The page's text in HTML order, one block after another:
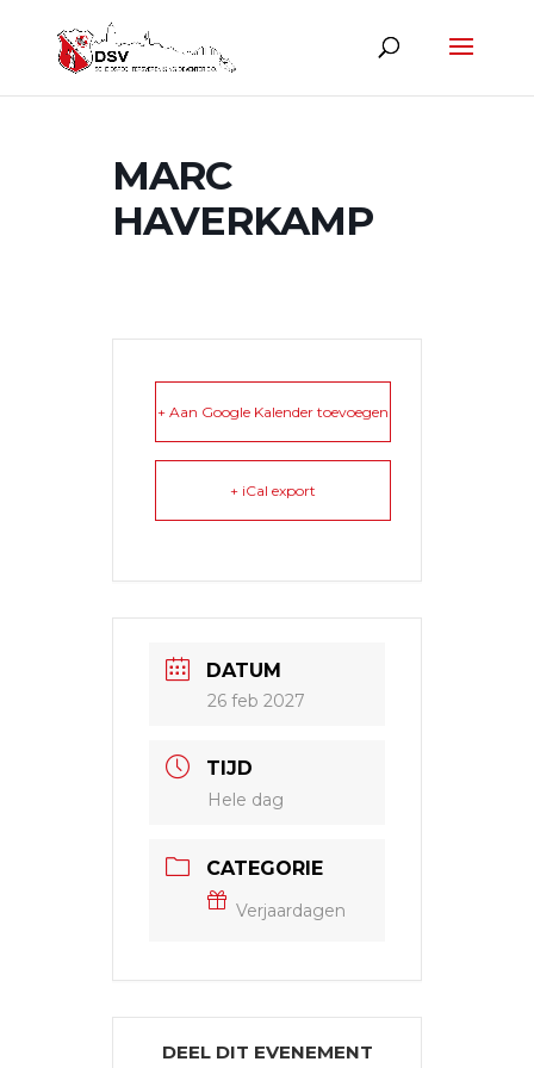
MARC
HAVERKAMP
+ Aan Google Kalender toevoegen
+ iCal export
DATUM
26 feb 2027
TIJD
Hele dag
CATEGORIE
Verjaardagen
DEEL DIT EVENEMENT